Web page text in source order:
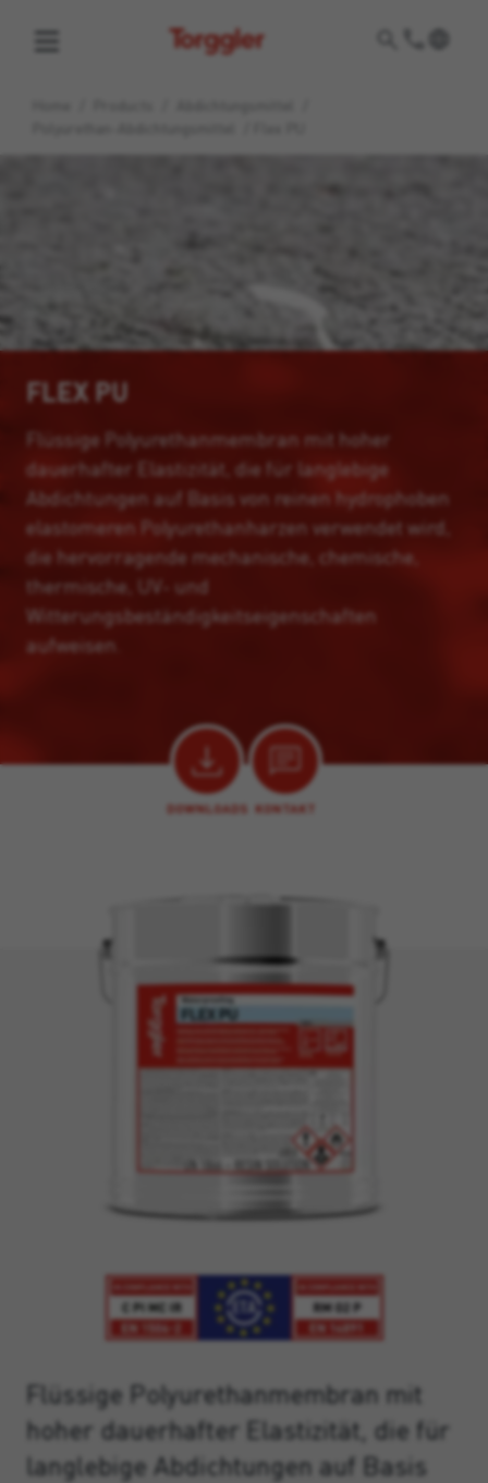
Torggler
FLEX PU
Flüssige Polyurethanmembran mit hoher
dauerhafter Elastizität, die für langlebige
Abdichtungen auf Basis von reinen hydrophoben
elastomeren Polyurethanharzen verwendet wird,
die hervorragende mechanische, chemische,
thermische, UV- und
Witterungsbeständigkeitseigenschaften
aufweisen.
DOWNLOADS KONTAKT
Flüssige Polyurethanmembran mit
hoher dauerhafter Elastizität, die für
langlebige Abdichtungen auf Basis